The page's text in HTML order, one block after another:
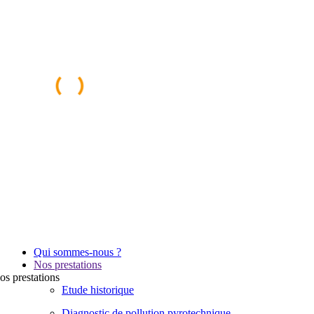
Qui sommes-nous ?
Nos prestations
prestations
Etude historique